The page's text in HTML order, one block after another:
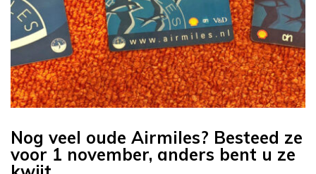
Nog veel oude Airmiles? Besteed ze
voor 1 november, anders bent u ze